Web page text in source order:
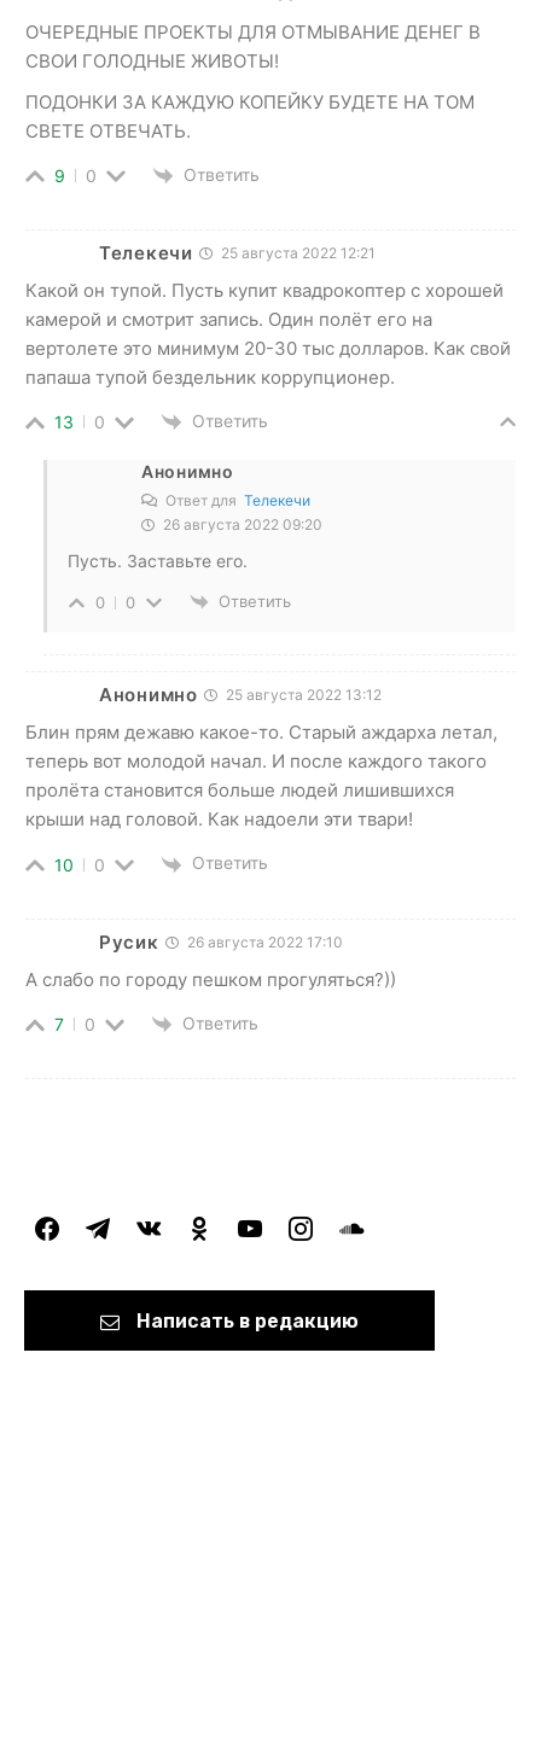
ОЧЕРЕДНЫЕ ПРОЕКТЫ ДЛЯ ОТМЫВАНИЕ ДЕНЕГ В
СВОИ ГОЛОДНЫЕ ЖИВОТЫ!
ПОДОНКИ ЗА КАЖДУЮ КОПЕЙКУ БУДЕТЕ НА ТОМ
СВЕТЕ ОТВЕЧАТЬ.
9 0 Ответить
Телекечи 25 августа 2022 12:21
Какой он тупой. Пусть купит квадрокоптер с хорошей
камерой и смотрит запись. Один полёт его на
вертолете это минимум 20-30 тыс долларов. Как свой
папаша тупой бездельник коррупционер.
13 0 Ответить
Анонимно
Ответ для Телекечи
26 августа 2022 09:20
Пусть. Заставьте его.
0 0 Ответить
Анонимно 25 августа 2022 13:12
Блин прям дежавю какое-то. Старый аждарха летал,
теперь вот молодой начал. И после каждого такого
пролёта становится больше людей лишившихся
крыши над головой. Как надоели эти твари!
10 0 Ответить
Русик 26 августа 2022 17:10
А слабо по городу пешком прогуляться?))
7 0 Ответить
facebooktelegramvkontakteodnoklassniki
youtubeinstagramsoundcloud
Написать в редакцию